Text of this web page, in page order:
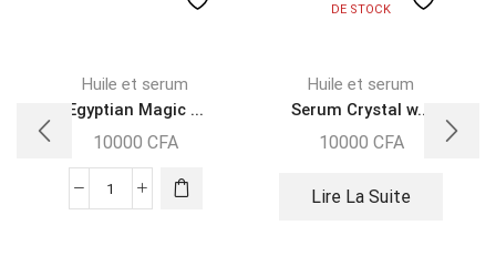
Huile et serum
Egyptian Magic ...
10000 CFA
DE STOCK
Huile et serum
Serum Crystal w...
10000 CFA
Lire La Suite